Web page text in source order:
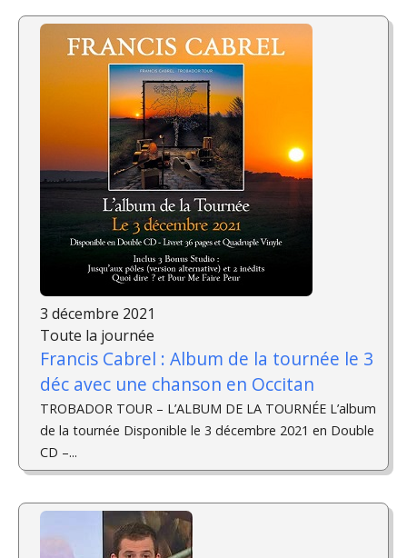
3 décembre 2021
Toute la journée
Francis Cabrel : Album de la tournée le 3
déc avec une chanson en Occitan
TROBADOR TOUR – L’ALBUM DE LA TOURNÉE L’album
de la tournée Disponible le 3 décembre 2021 en Double
CD –...